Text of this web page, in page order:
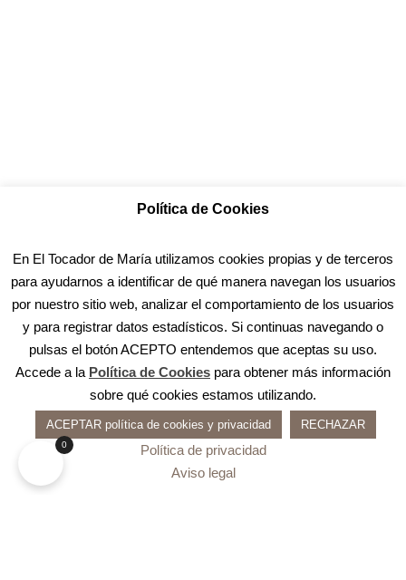
Política de Cookies
En El Tocador de María utilizamos cookies propias y de terceros
para ayudarnos a identificar de qué manera navegan los usuarios
por nuestro sitio web, analizar el comportamiento de los usuarios
y para registrar datos estadísticos. Si continuas navegando o
pulsas el botón ACEPTO entendemos que aceptas su uso.
Accede a la Política de Cookies para obtener más información
sobre qué cookies estamos utilizando.
ACEPTAR política de cookies y privacidad RECHAZAR
Política de privacidad
Aviso legal
0